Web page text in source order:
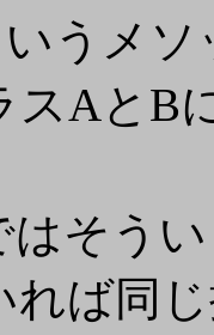
いうメ
AとB
はそう
れば同